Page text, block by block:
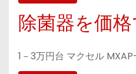
除菌器を価
1－3万円台 マクセル